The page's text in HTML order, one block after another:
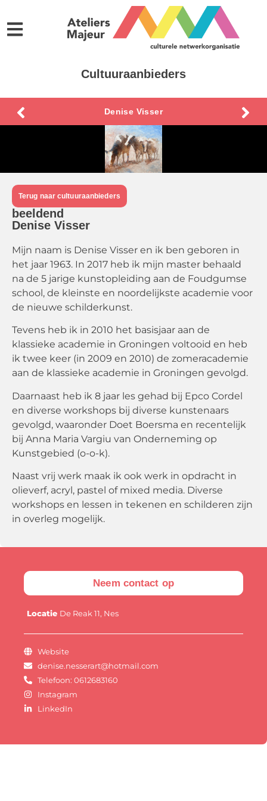
Cultuuraanbieders
Denise Visser
Terug naar cultuuraanbieders
beeldend
Denise Visser
Mijn naam is Denise Visser en ik ben geboren in
het jaar 1963. In 2017 heb ik mijn master behaald
na de 5 jarige kunstopleiding aan de Foudgumse
school, de kleinste en noordelijkste academie voor
de nieuwe schilderkunst.
Tevens heb ik in 2010 het basisjaar aan de
klassieke academie in Groningen voltooid en heb
ik twee keer (in 2009 en 2010) de zomeracademie
aan de klassieke academie in Groningen gevolgd.
Daarnaast heb ik 8 jaar les gehad bij Epco Cordel
en diverse workshops bij diverse kunstenaars
gevolgd, waaronder Doet Boersma en recentelijk
bij Anna Maria Vargiu van Onderneming op
Kunstgebied (o-o-k).
Naast vrij werk maak ik ook werk in opdracht in
olieverf, acryl, pastel of mixed media. Diverse
workshops en lessen in tekenen en schilderen zijn
in overleg mogelijk.
Neem contact op
Locatie De Reak 11, Nes
Website
denise.nesserart@hotmail.com
Telefoon: 0612683160
Instagram
LinkedIn